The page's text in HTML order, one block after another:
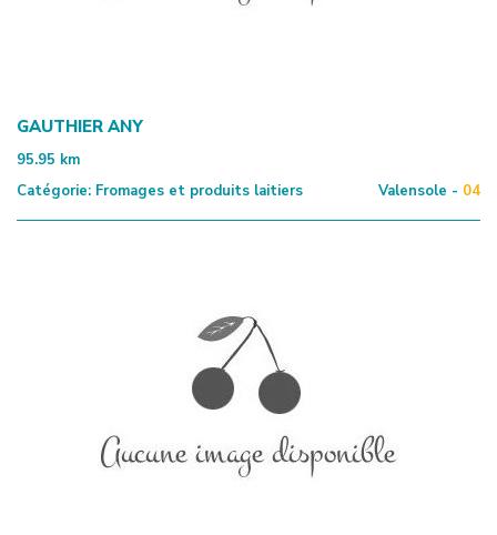
GAUTHIER ANY
95.95 km
Catégorie: Fromages et produits laitiers Valensole - 04